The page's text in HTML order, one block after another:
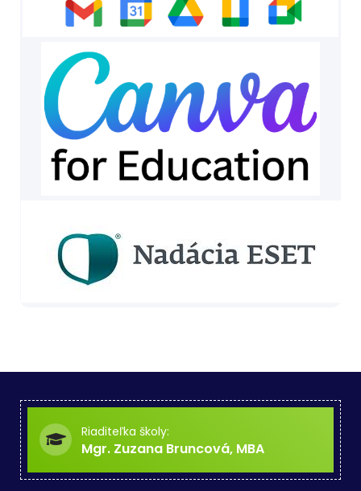
Riaditeľka školy:
Mgr. Zuzana Bruncová, MBA